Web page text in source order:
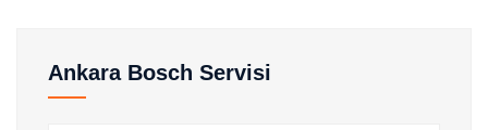
Ankara Bosch Servisi